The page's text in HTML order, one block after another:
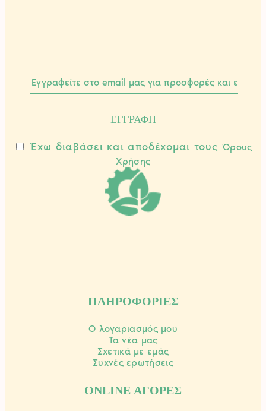
Έχω διαβάσει και αποδέχομαι τουςΌρους
Χρήσης
ΠΛΗΡΟΦΟΡΙΕΣ
Ο λογαριασμός μου
Τα νέα μας
Σχετικά με εμάς
Συχνές ερωτήσεις
ONLINE ΑΓΟΡΕΣ